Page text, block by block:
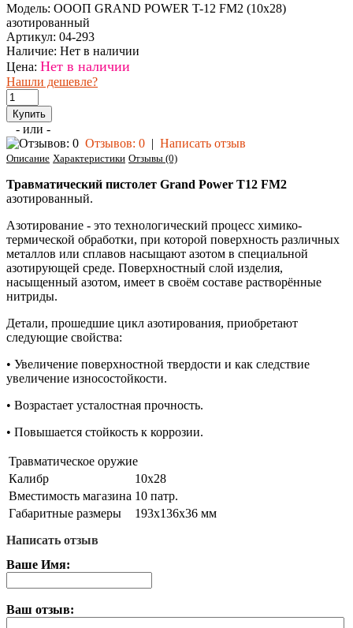
Модель: ОООП GRAND POWER T-12 FM2 (10x28)
азотированный
Артикул: 04-293
Наличие: Нет в наличии
Цена: Нет в наличии
Нашли дешевле?
- или -
Отзывов: 0 | Написать отзыв
Описание Характеристики Отзывы (0)
Травматический пистолет Grand Power T12 FM2
азотированный.
Азотирование - это технологический процесс химико-
термической обработки, при которой поверхность различных
металлов или сплавов насыщают азотом в специальной
азотирующей среде. Поверхностный слой изделия,
насыщенный азотом, имеет в своём составе растворённые
нитриды.
Детали, прошедшие цикл азотирования, приобретают
следующие свойства:
• Увеличение поверхностной твердости и как следствие
увеличение износостойкости.
• Возрастает усталостная прочность.
• Повышается стойкость к коррозии.
Травматическое оружие
Калибр
10х28
Вместимость магазина 10 патр.
Габаритные размеры
193х136х36 мм
Написать отзыв
Ваше Имя:
Ваш отзыв: